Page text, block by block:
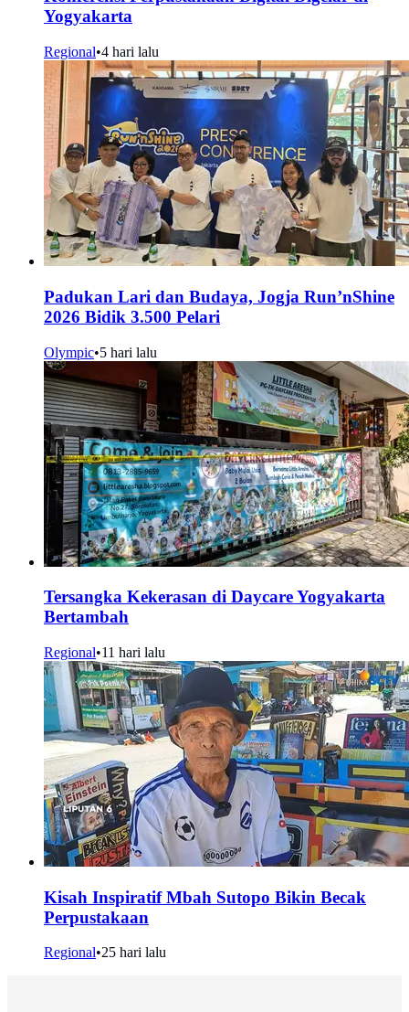
Yogyakarta
Regional•4 hari lalu
Padukan Lari dan Budaya, Jogja Run’nShine
2026 Bidik 3.500 Pelari
Olympic•5 hari lalu
Tersangka Kekerasan di Daycare Yogyakarta
Bertambah
Regional•11 hari lalu
Kisah Inspiratif Mbah Sutopo Bikin Becak
Perpustakaan
Regional•25 hari lalu